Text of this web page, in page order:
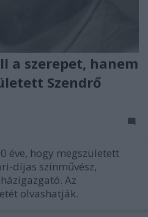
a szerepet, hanem
Szendrő
éve, hogy megszületett
díjas színművész,
Az
olvashatják.